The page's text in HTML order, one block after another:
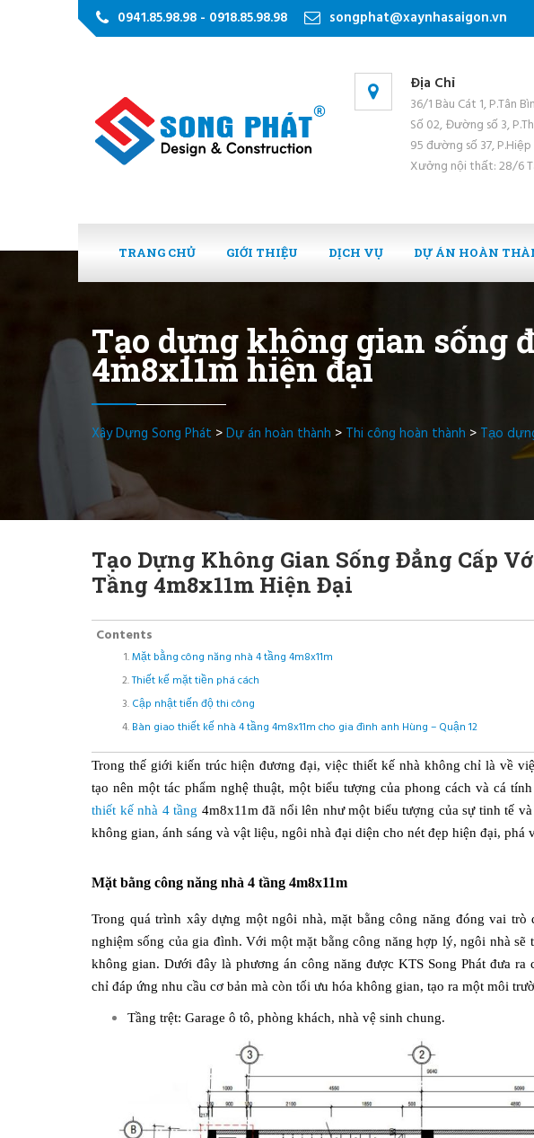
0941.85.98.98 - 0918.85.98.98 songphat@xaynhasaigon.vn
Địa Chỉ
36/1 Bàu Cát 1, P.Tân
Số 02, Đường số 3,
95 đường số 37,
Xưởng nội thất: 28/6
TRANG CHỦ GIỚI THIỆU DỊCH VỤ DỰ ÁN HOÀN
Tạo dựng không gian sống
4m8x11m hiện đại
Xây Dựng Song Phát >Dự án hoàn thành > Thi công hoàn thành > Tạo
Tạo Dựng Không Gian Sống Đẳng Cấp
Tầng 4m8x11m Hiện Đại
Contents
Mặt bằng công năng nhà 4 tầng 4m8x11m
Thiết kế mặt tiền phá cách
Cập nhật tiến độ thi công
Bàn giao thiết kế nhà 4 tầng 4m8x11m cho gia đình anh Hùng – Quận 12
Trong thế giới kiến trúc hiện đương đại, việc thiết kế nhà không chỉ là về
tạo nên một tác phẩm nghệ thuật, một biểu tượng của phong cách và cá
thiết kế nhà 4 tầng 4m8x11m đã nổi lên như một biểu tượng của sự tinh tế
không gian, ánh sáng và vật liệu, ngôi nhà đại diện cho nét đẹp hiện đại,
Mặt bằng công năng nhà 4 tầng 4m8x11m
Trong quá trình xây dựng một ngôi nhà, mặt bằng công năng đóng vai trò
nghiệm sống của gia đình. Với một mặt bằng công năng hợp lý, ngôi nhà sẽ
không gian. Dưới đây là phương án công năng được KTS Song Phát đưa
chỉ đáp ứng nhu cầu cơ bản mà còn tối ưu hóa không gian, tạo ra một môi
Tầng trệt: Garage ô tô, phòng khách, nhà vệ sinh chung.